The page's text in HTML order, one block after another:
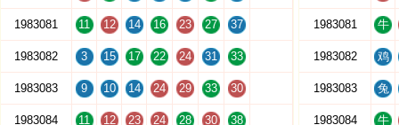
1983081 11 12 14 16 23 27 37
1983082 3 15 17 22 24 31 33
1983083 9 10 14 24 29 33 30
1983084 11 12 23 24 28 30 38
1983081 牛
1983082 鸡
1983083 兔
1983084 牛